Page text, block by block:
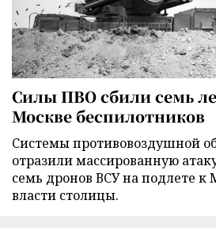
Силы ПВО сбили семь
Москве беспилотников
Cистемы противовоздушной
отразили массированную
семь дронов ВСУ на подлете к
власти столицы.